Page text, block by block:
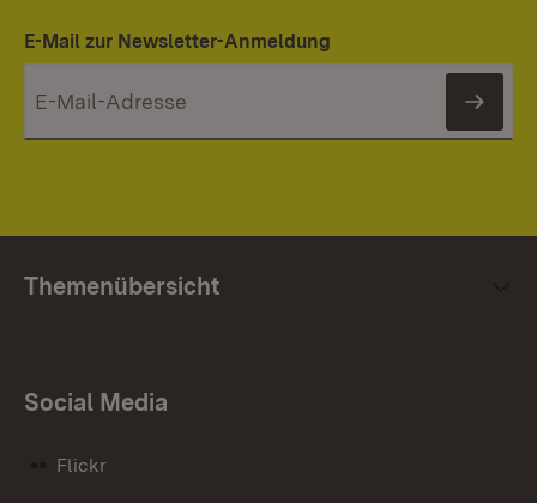
E-Mail zur Newsletter-Anmeldung
Themenübersicht
Social Media
Flickr